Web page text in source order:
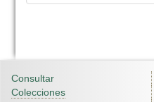
Consultar
Colecciones